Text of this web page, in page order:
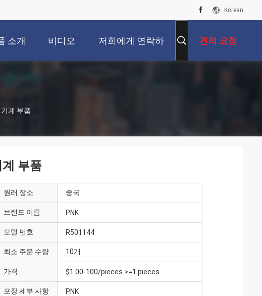
Korean
소개 비디오 저희에게 연락하 견적 요청
계 부품
부품
원래 장소 중국
브랜드 이름 PNK
모델 번호 R501144
최소 주문 수량 10개
가격 $1.00-100/pieces >=1 pieces
포장 세부 사항 PNK